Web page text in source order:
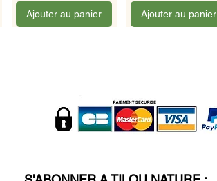
Ajouter au panier Ajouter au panier